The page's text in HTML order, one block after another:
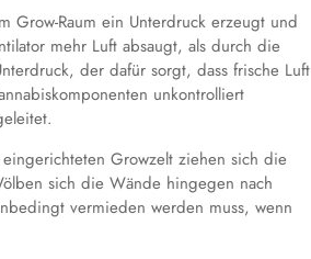
Grow-Raum ein Unterdruck erzeugt und
mehr Luft absaugt, als durch die
der dafür sorgt, dass frische Luft
unkontrolliert
Growzelt ziehen sich die
sich die Wände hingegen nach
vermieden werden muss, wenn